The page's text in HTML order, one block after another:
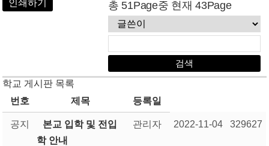
인쇄하기 총 51Page중 현재 43Page
학교 게시판 목록
번호
제목 등록일
공지
본교 입학 및 전입
학 안내
관리자 2022-11-04 329627